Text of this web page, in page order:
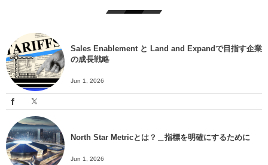
Sales Enablement と Land and Expandで目指す企業
の成長戦略
Jun 1, 2026
North Star Metricとは？＿指標を明確にするために
Jun 1, 2026